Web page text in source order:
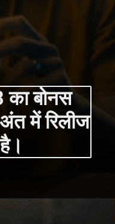
का बोनस
में रिलीज
है।